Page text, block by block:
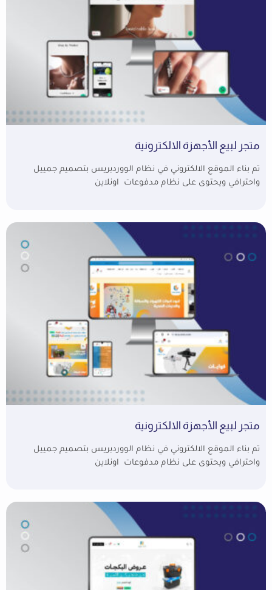
متجر لبيع الأجهزة الالكترونية
تم بناء الموقع الالكتروني في نظام الووردبريس بتصميم جمييل
واحترافي ويحتوى على نظام مدفوعات اونلاين
متجر لبيع الأجهزة الالكترونية
تم بناء الموقع الالكتروني في نظام الووردبريس بتصميم جمييل
واحترافي ويحتوى على نظام مدفوعات اونلاين